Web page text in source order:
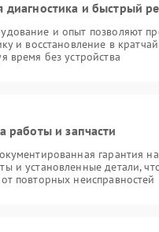
диагностика и быстрый
и опыт позволяют
и восстановление в
время без устройства
работы и запчасти
гарантия на
и установленные детали,
повторных неисправностей